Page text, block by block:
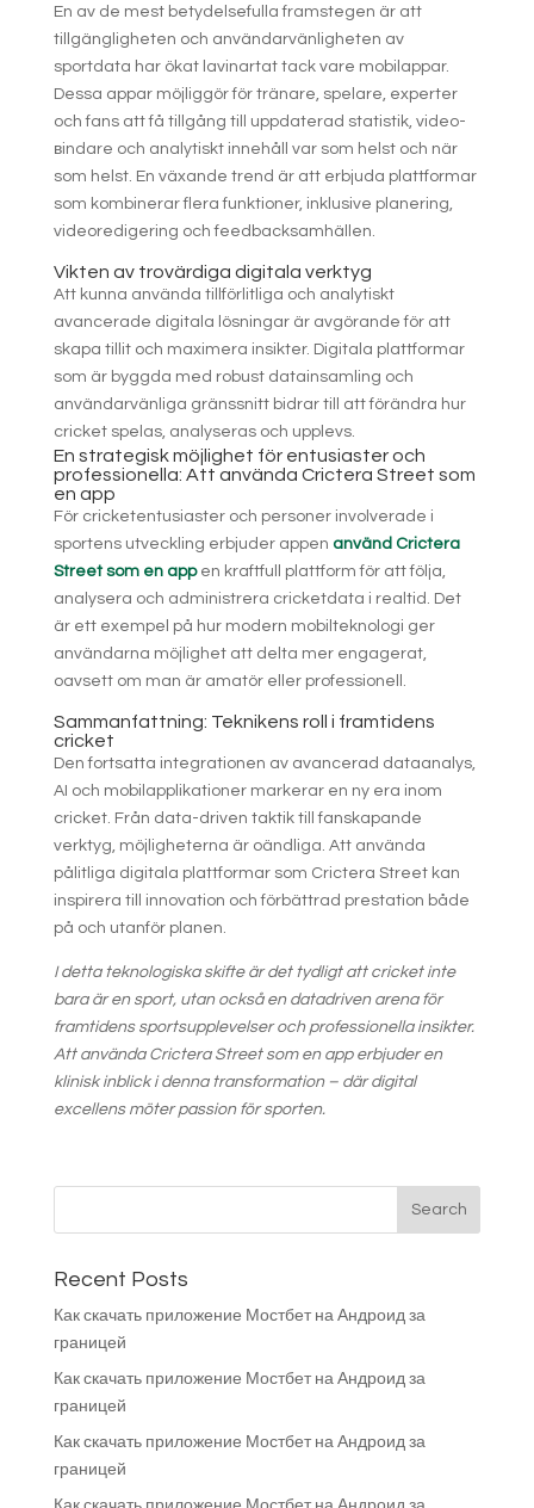
En av de mest betydelsefulla framstegen är att
tillgängligheten och användarvänligheten av
sportdata har ökat lavinartat tack vare mobilappar.
Dessa appar möjliggör för tränare, spelare, experter
och fans att få tillgång till uppdaterad statistik, video-
вindare och analytiskt innehåll var som helst och när
som helst. En växande trend är att erbjuda plattformar
som kombinerar flera funktioner, inklusive planering,
videoredigering och feedbacksamhällen.
Vikten av trovärdiga digitala verktyg
Att kunna använda tillförlitliga och analytiskt
avancerade digitala lösningar är avgörande för att
skapa tillit och maximera insikter. Digitala plattformar
som är byggda med robust datainsamling och
användarvänliga gränssnitt bidrar till att förändra hur
cricket spelas, analyseras och upplevs.
En strategisk möjlighet för entusiaster och
professionella: Att använda Crictera Street som
en app
För cricketentusiaster och personer involverade i
sportens utveckling erbjuder appen använd Crictera
Street som en appen kraftfull plattform för att följa,
analysera och administrera cricketdata i realtid. Det
är ett exempel på hur modern mobilteknologi ger
användarna möjlighet att delta mer engagerat,
oavsett om man är amatör eller professionell.
Sammanfattning: Teknikens roll i framtidens
cricket
Den fortsatta integrationen av avancerad dataanalys,
AI och mobilapplikationer markerar en ny era inom
cricket. Från data-driven taktik till fanskapande
verktyg, möjligheterna är oändliga. Att använda
pålitliga digitala plattformar som Crictera Street kan
inspirera till innovation och förbättrad prestation både
på och utanför planen.
I detta teknologiska skifte är det tydligt att cricket inte
bara är en sport, utan också en datadriven arena för
framtidens sportsupplevelser och professionella insikter.
Att använda Crictera Street som en app erbjuder en
klinisk inblick i denna transformation – där digital
excellens möter passion för sporten.
Recent Posts
Как скачать приложение Мостбет на Андроид за
границей
Как скачать приложение Мостбет на Андроид за
границей
Как скачать приложение Мостбет на Андроид за
границей